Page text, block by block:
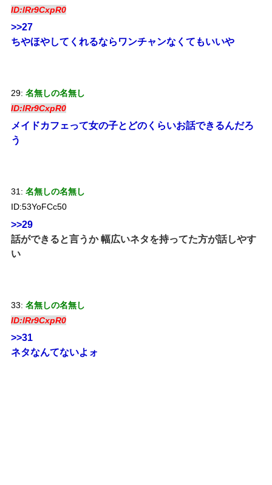
ID:lRr9CxpR0
>>27
ちやほやしてくれるならワンチャンなくてもいいや
29: 名無しの名無し
ID:lRr9CxpR0
メイドカフェって女の子とどのくらいお話できるんだろ
う
31: 名無しの名無し
ID:53YoFCc50
>>29
話ができると言うか 幅広いネタを持ってた方が話しやす
い
33: 名無しの名無し
ID:lRr9CxpR0
>>31
ネタなんてないよォ